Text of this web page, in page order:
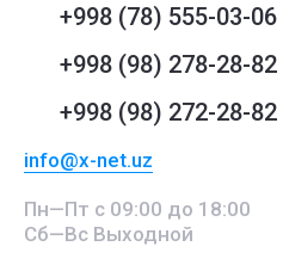
+998 (78) 555-03-06
+998 (98) 278-28-82
+998 (98) 272-28-82
info@x-net.uz
Пн—Пт с 09:00 до 18:00
Сб—Вс Выходной